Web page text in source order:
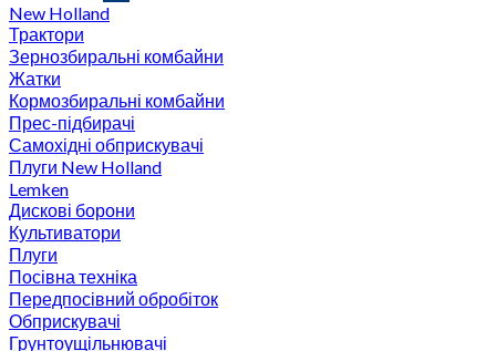
New Holland
Трактори
Зернозбиральні комбайни
Жатки
Кормозбиральні комбайни
Прес-підбирачі
Самохідні обприскувачі
Плуги New Holland
Lemken
Дискові борони
Культиватори
Плуги
Посівна техніка
Передпосівний обробіток
Обприскувачі
Грунтоущільнювачі